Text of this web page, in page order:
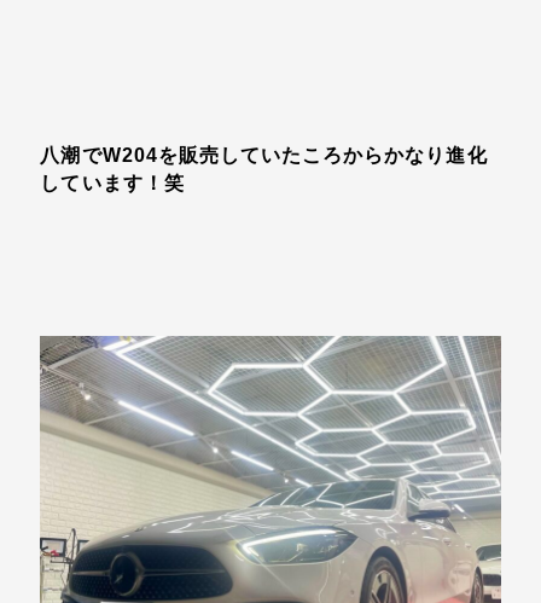
八潮でW204を販売していたころからかなり進化
しています！笑